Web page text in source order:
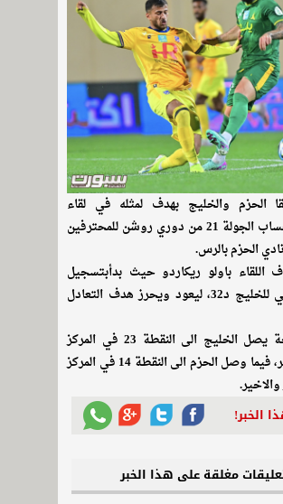
الحزم والخليج بهدف لمثله في لقاء
الفريقين لحساب الجولة 21 من دوري روشن للمحترفين
الحزم بالرس.
باولو ريكاردو حيث بدأبتسجيل
هدف عكسي للخليج د32، ليعود ويحرز هدف التعادل
بهذه النتيجة يصل الخليج الى النقطة 23 في المركز
الحادي عشر، فيما وصل الحزم الى النقطة 14 في المركز
الخبر!
مغلقة على هذا الخبر